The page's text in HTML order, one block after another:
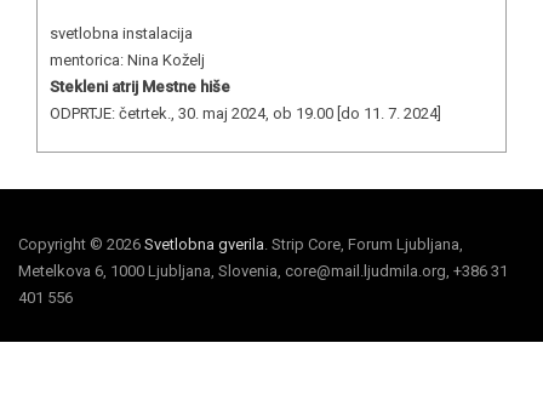
svetlobna instalacija
mentorica: Nina Koželj
Stekleni atrij Mestne hiše
ODPRTJE: četrtek., 30. maj 2024, ob 19.00 [do 11. 7. 2024]
Copyright © 2026 Svetlobna gverila. Strip Core, Forum Ljubljana,
Metelkova 6, 1000 Ljubljana, Slovenia, core@mail.ljudmila.org, +386 31
401 556